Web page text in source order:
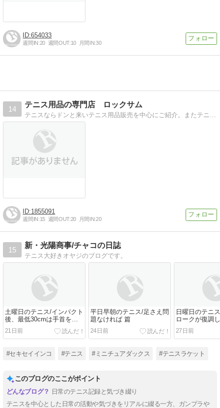
654033
週間IN:20 週間OUT:10 月間IN:30
14
テニス用品の専門店 ロックサム
テニスならドンと来いテニス用品販売を中心にご紹介。またテニスの技術・大会情報・結果情報をお伝えします
1855091
週間IN:15 週間OUT:20 月間IN:20
15
新・光陽商事/チャコの日誌
テニス大好きオヤジのブログです。
土曜日のテニス/インパクト
後、最低30cmは手首を固
定したままに 篇
21日前
平日早朝のテニス/足さえ問
題なければ 篇
24日前
日曜日のテニ
ロークが復調
いんだが 篇
27日前
#セキセイインコ #テニス #ミニチュアダックス #テニスラケット
このブログのここがポイント
日常のテニス記録と気づき綴り
テニスを中心とした日常の活動や気づきをリアルに綴る一方、ガンプラや